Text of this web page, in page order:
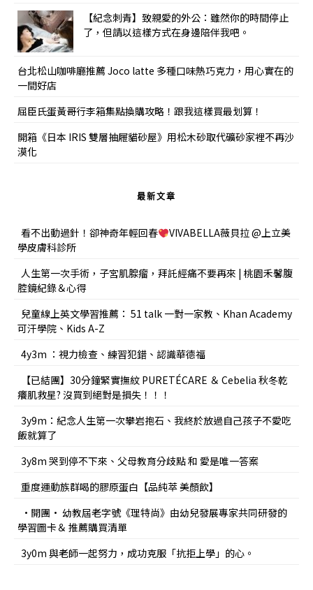
【紀念刺青】致親愛的外公：雖然你的時間停止
了，但請以這樣方式在身邊陪伴我吧。
台北松山咖啡廳推薦 Joco latte 多種口味熱巧克力，用心實在的
一間好店
屈臣氏蛋黃哥行李箱集點換購攻略！跟我這樣買最划算！
開箱《日本 IRIS 雙層抽屜貓砂屋》用松木砂取代礦砂家裡不再沙
漠化
最新文章
看不出動過針！卻神奇年輕回春
VIVABELLA薇貝拉 @上立美
學皮膚科診所
人生第一次手術，子宮肌腺瘤，拜託經痛不要再來 | 桃園禾馨腹
腔鏡紀錄＆心得
兒童線上英文學習推薦： 51 talk 一對一家教、Khan Academy
可汗學院、Kids A-Z
4y3m ：視力檢查、練習犯錯、認識華德福
【已結團】30分鐘緊實撫紋 PURETÉCARE ＆ Cebelia 秋冬乾
癢肌救星? 沒買到絕對是損失！！！
3y9m：紀念人生第一次攀岩抱石、我終於放過自己孩子不愛吃
飯就算了
3y8m 哭到停不下來、父母教育分歧點 和 愛是唯一答案
重度運動族群喝的膠原蛋白【品純萃 美顏飲】
•開團• 幼教屆老字號《理特尚》由幼兒發展專家共同研發的
學習圖卡＆ 推薦購買清單
3y0m 與老師一起努力，成功克服「抗拒上學」的心。